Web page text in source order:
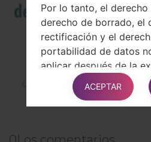
¿Cómo restablecer datos
menú en LG
Por lo tanto, el derecho
derecho de borrado, el
rectificación y el
portabilidad de datos
aplicar después de la
período de retención.
Los Datos relativos al
ACEPTAR